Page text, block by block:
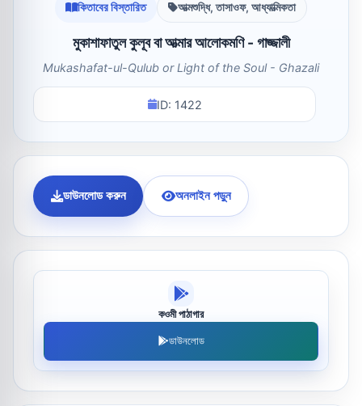
কিতাবের বিস্তারিত আত্মশুদ্ধি, তাসাওফ, আধ্যাত্মিকতা
মুকাশাফাতুল কুলূব বা আত্মার আলোকমণি - গাজ্জালী
Mukashafat-ul-Qulub or Light of the Soul - Ghazali
ID: 1422
ডাউনলোড করুন অনলাইন পড়ুন
কওমী পাঠাগার
ডাউনলোড